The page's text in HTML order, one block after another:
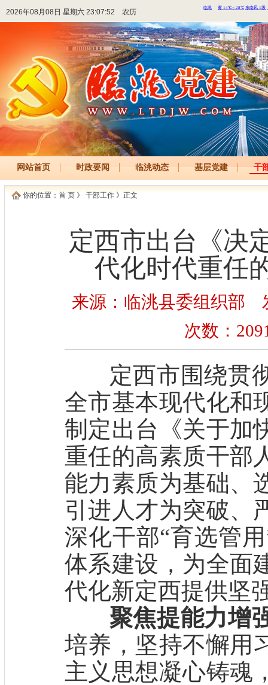
2026年08月08日 星期六 23:07:52 农历
网站首页 时政要闻 临洮动态 基层党建 干
你的位置： 首 页 》 干部工作 》正文
定西市出台《决
代化时代重任
来源：临洮县委组织部
次数：
定西市围绕贯彻
全市基本现代化和
制定出台《关于加
重任的高素质干部
能力素质为基础、
引进人才为突破、
深化干部“育选管
体系建设，为全面
代化新定西提供坚
聚焦提能力增
培养，坚持不懈用
主义思想凝心铸魂